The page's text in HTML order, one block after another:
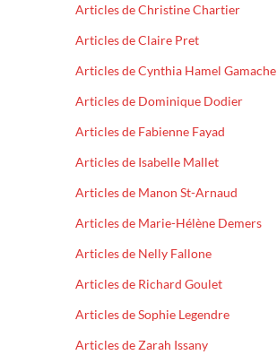
Articles de Christine Chartier
Articles de Claire Pret
Articles de Cynthia Hamel Gamache
Articles de Dominique Dodier
Articles de Fabienne Fayad
Articles de Isabelle Mallet
Articles de Manon St-Arnaud
Articles de Marie-Hélène Demers
Articles de Nelly Fallone
Articles de Richard Goulet
Articles de Sophie Legendre
Articles de Zarah Issany